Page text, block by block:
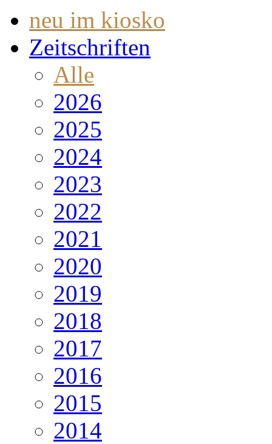
neu im kiosko
Zeitschriften
Alle
2026
2025
2024
2023
2022
2021
2020
2019
2018
2017
2016
2015
2014